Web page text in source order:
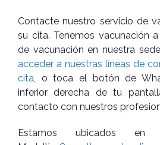
Contacte nuestro servicio de
su cita. Tenemos vacunación
de vacunación en nuestra
acceder a nuestras líneas de
cita, o toca el botón de
inferior derecha de tu
contacto con nuestros
Estamos ubicados